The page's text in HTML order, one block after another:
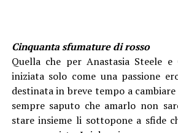
Cinquanta sfumature di rosso
Quella che per Anastasia Steele
iniziata solo come una passione
destinata in breve tempo a
sempre saputo che amarlo non
stare insieme li sottopone a sfide